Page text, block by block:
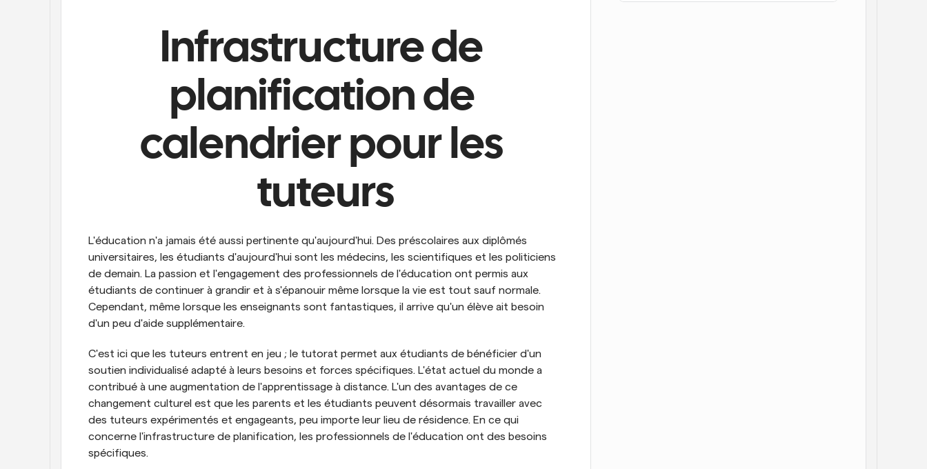
Infrastructure de
planification de
calendrier pour les
tuteurs
L'éducation n'a jamais été aussi pertinente qu'aujourd'hui. Des préscolaires aux diplômés
universitaires, les étudiants d'aujourd'hui sont les médecins, les scientifiques et les politiciens
de demain. La passion et l'engagement des professionnels de l'éducation ont permis aux
étudiants de continuer à grandir et à s'épanouir même lorsque la vie est tout sauf normale.
Cependant, même lorsque les enseignants sont fantastiques, il arrive qu'un élève ait besoin
d'un peu d'aide supplémentaire.
C'est ici que les tuteurs entrent en jeu ; le tutorat permet aux étudiants de bénéficier d'un
soutien individualisé adapté à leurs besoins et forces spécifiques. L'état actuel du monde a
contribué à une augmentation de l'apprentissage à distance. L'un des avantages de ce
changement culturel est que les parents et les étudiants peuvent désormais travailler avec
des tuteurs expérimentés et engageants, peu importe leur lieu de résidence. En ce qui
concerne l'infrastructure de planification, les professionnels de l'éducation ont des besoins
spécifiques.